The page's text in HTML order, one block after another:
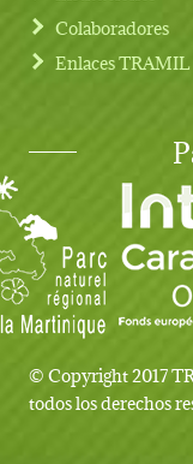
Colaboradores
Enlaces TRAMIL
© Copyright 2017
todos los derechos